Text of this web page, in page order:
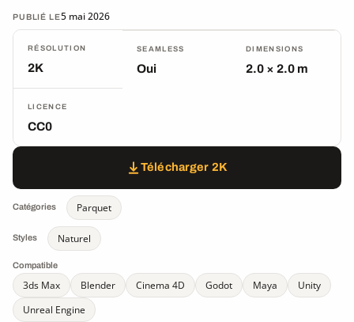
PUBLIÉ LE5 mai 2026
RÉSOLUTION
2K
SEAMLESS
Oui
DIMENSIONS
2.0 × 2.0 m
LICENCE
CC0
Télécharger 2K
Catégories Parquet
Styles Naturel
Compatible
3ds Max Blender Cinema 4D Godot Maya
Unity
Unreal Engine